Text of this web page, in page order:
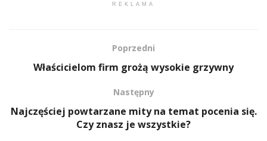
REKLAMA
Poprzedni
Właścicielom firm grożą wysokie grzywny
Następny
Najczęściej powtarzane mity na temat pocenia się.
Czy znasz je wszystkie?